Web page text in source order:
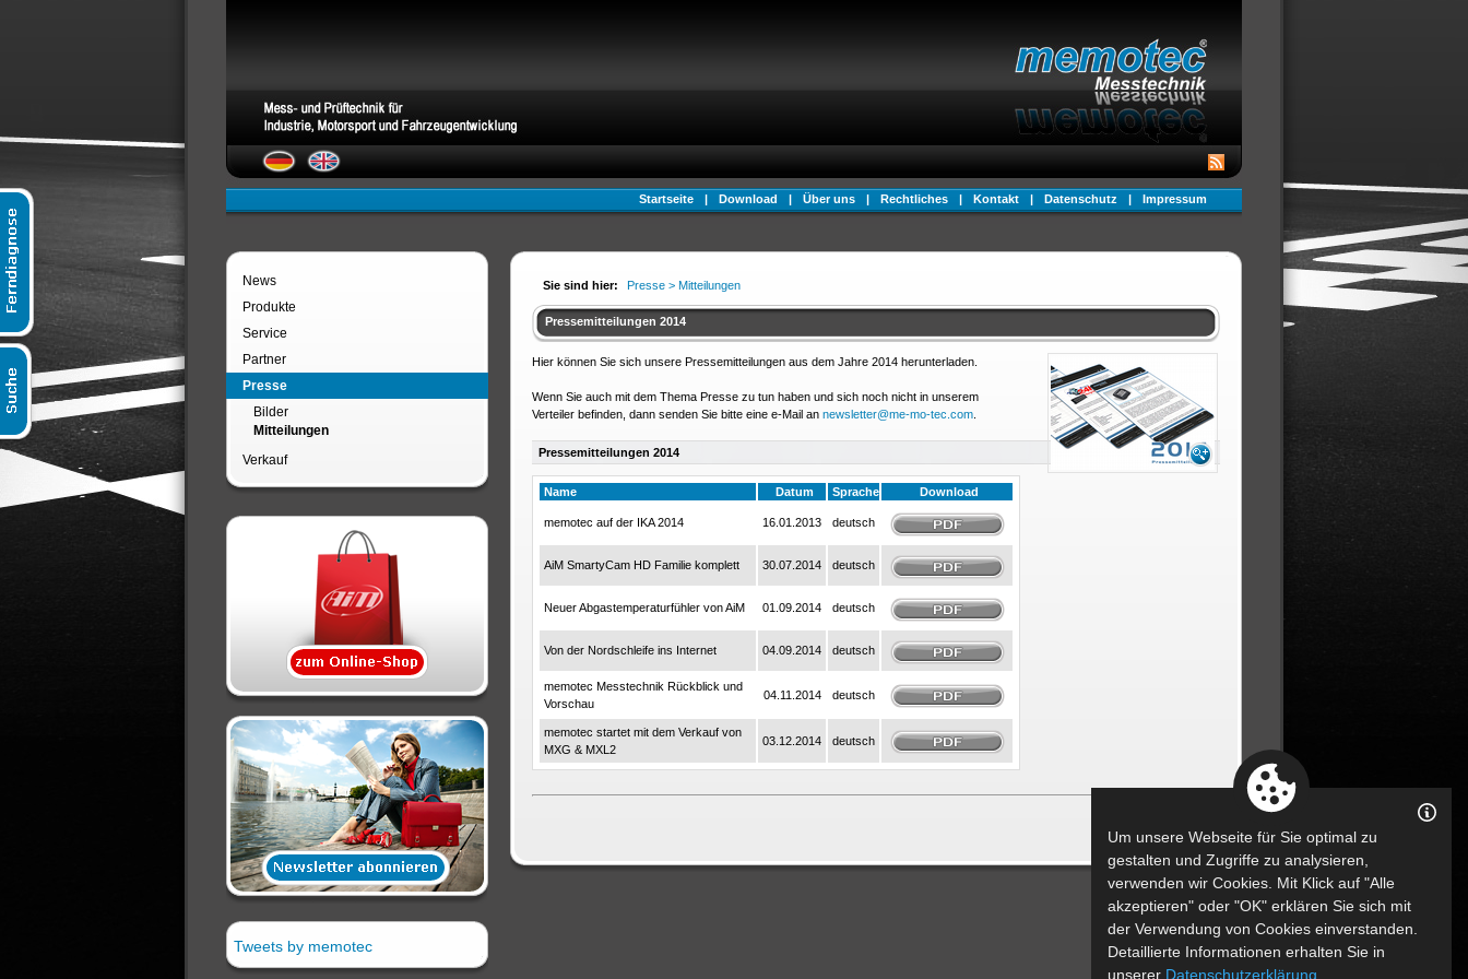
Startseite | Download | Über uns | Rechtliches | Kontakt | Datenschutz | Impressum
News
Produkte
Service
Partner
Presse
Bilder
Mitteilungen
Verkauf
Tweets by memotec
Sie sind hier: Presse > Mitteilungen
Pressemitteilungen 2014
Hier können Sie sich unsere Pressemitteilungen aus dem Jahre 2014 herunterladen.
Wenn Sie auch mit dem Thema Presse zu tun haben und sich noch nicht in unserem
Verteiler befinden, dann senden Sie bitte eine e-Mail an newsletter@me-mo-tec.com
Pressemitteilungen 2014
Name Datum Sprache Download
memotec auf der IKA 2014 16.01.2013 deutsch
AiM SmartyCam HD Familie komplett 30.07.2014 deutsch
Neuer Abgastemperaturfühler von AiM 01.09.2014 deutsch
Von der Nordschleife ins Internet 04.09.2014 deutsch
memotec Messtechnik Rückblick und
Vorschau
04.11.2014 deutsch
memotec startet mit dem Verkauf von
MXG & MXL2
03.12.2014 deutsch
Um unsere Webseite für Sie optimal zu
gestalten und Zugriffe zu analysieren,
verwenden wir Cookies. Mit Klick auf "Alle
akzeptieren" oder "OK" erklären Sie sich mit
der Verwendung von Cookies einverstanden.
Detaillierte Informationen erhalten Sie in
unserer Datenschutzerklärung